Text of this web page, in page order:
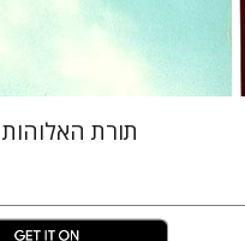
תורת האלוהות